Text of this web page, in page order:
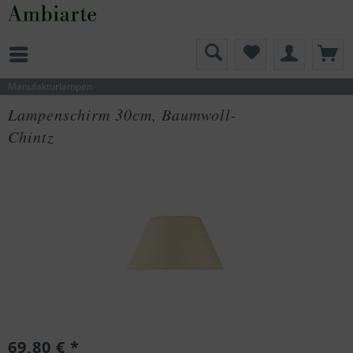
Manufakturlampen
Lampenschirm 30cm, Baumwoll-
Chintz
69,80 € *